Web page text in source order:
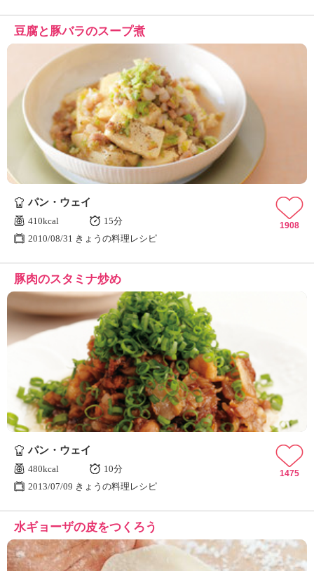
豆腐と豚バラのスープ煮
パン・ウェイ
410kcal
15分
2010/08/31 きょうの料理レシピ
1908
豚肉のスタミナ炒め
パン・ウェイ
480kcal
10分
2013/07/09 きょうの料理レシピ
1475
水ギョーザの皮をつくろう